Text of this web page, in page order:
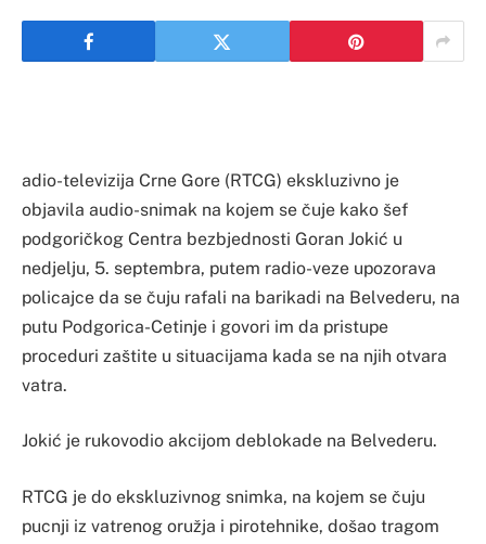
adio-televizija Crne Gore (RTCG) ekskluzivno je
objavila audio-snimak na kojem se čuje kako šef
podgoričkog Centra bezbjednosti Goran Jokić u
nedjelju, 5. septembra, putem radio-veze upozorava
policajce da se čuju rafali na barikadi na Belvederu, na
putu Podgorica-Cetinje i govori im da pristupe
proceduri zaštite u situacijama kada se na njih otvara
vatra.
Jokić je rukovodio akcijom deblokade na Belvederu.
RTCG je do ekskluzivnog snimka, na kojem se čuju
pucnji iz vatrenog oružja i pirotehnike, došao tragom